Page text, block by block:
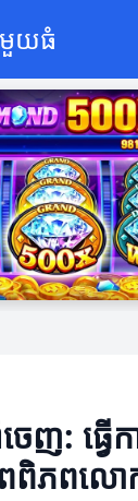
មួយធំ
េញ: ធ្វើ
ពិភពលោ